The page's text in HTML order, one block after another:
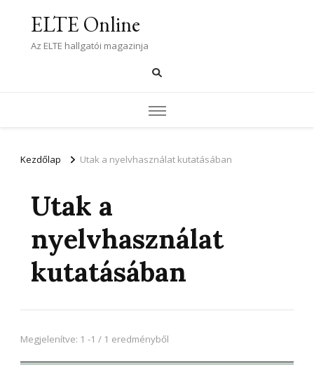
ELTE Online
Az ELTE hallgatói magazinja
Kezdőlap Utak a nyelvhasználat kutatásában
Utak a
nyelvhasználat
kutatásában
Megjelenítve: 1 -1 / 1 eredményből